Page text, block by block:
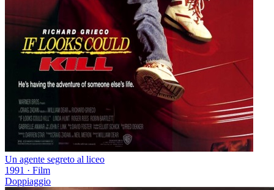
Un agente segreto al liceo
1991 · Film
Doppiaggio